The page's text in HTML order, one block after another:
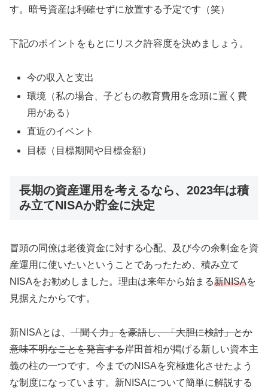
す。暗号資産は利確せずに放置する予定です（笑）
下記のポイントをもとにリスク許容度を決めましょう。
今の収入と支出
環境（私の場合、子どもの教育費用を念頭に置く費
用がある）
直近のイベント
目標（目標期間や目標金額）
長期の資産運用を考えるなら、2023年は積
み立てNISAか貯金に決定
冒頭の同僚は老後資金に対する心配、及び今の余剰金を資
産運用に使いたいということであったため、積み立て
NISAをお勧めしました。理由は来年から始まる新NISAを
見据えたからです。
新NISAとは、 「聞く力」を豪語し、「大胆に検討」とか
意味不明なことを発言する岸田首相が掲げる新しい資本主
義の柱の一つです。今までのNISAを究極進化させたよう
な制度になっています。新NISAについて簡単に解説する